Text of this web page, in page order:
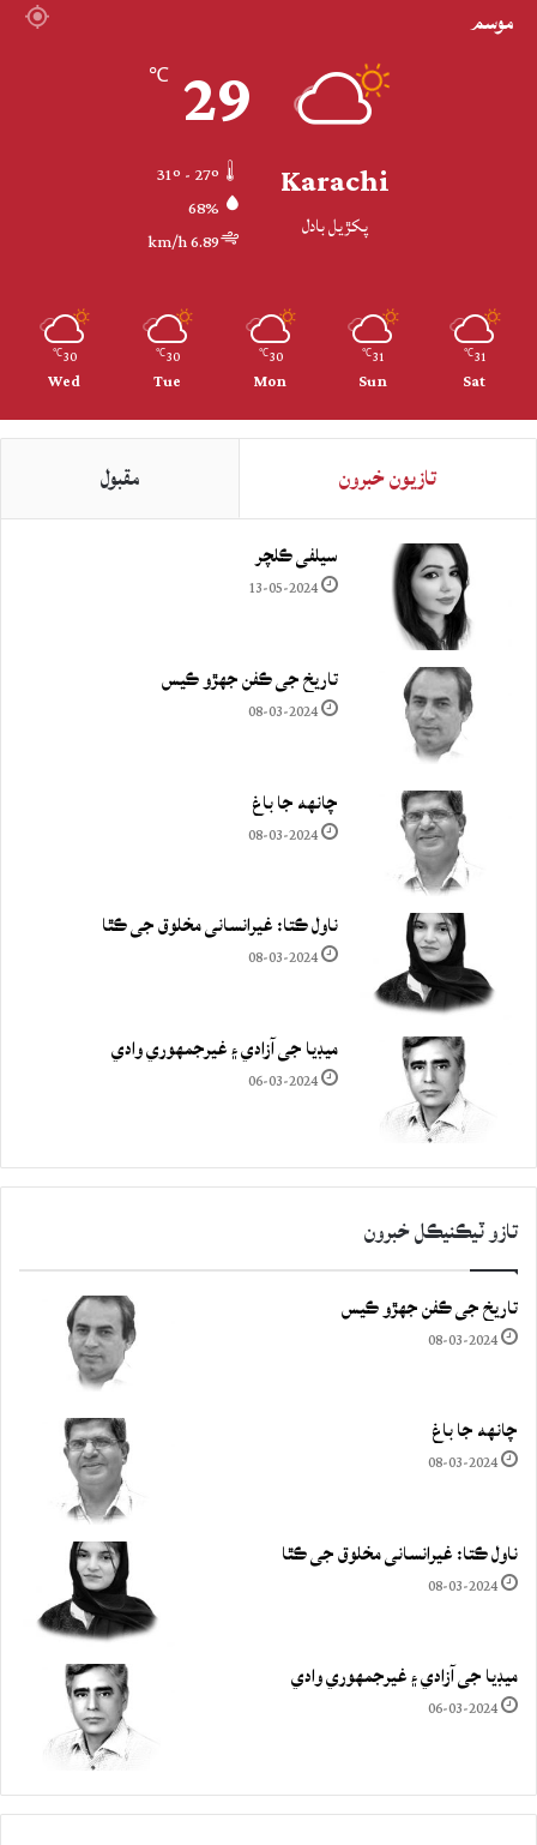
موسم
Karachi
پکڙيل بادل
29
℃
68%
6.89 km/h
31
℃
Sat
31
℃
Sun
30
℃
Mon
30
℃
Tue
30
℃
Wed
تازيون خبرون مقبول
سيلفي ڪلچر
13-05-2024
تاريخ جي ڪفن جھڙو ڪيس
08-03-2024
چانهه جا باغ
08-03-2024
ناول ڪتا: غيرانساني مخلوق جي ڪٿا
08-03-2024
ميڊيا جي آزادي ۽ غيرجمھوري وادي
06-03-2024
تازو ٽيڪنيڪل خبرون
تاريخ جي ڪفن جھڙو ڪيس
08-03-2024
چانهه جا باغ
08-03-2024
ناول ڪتا: غيرانساني مخلوق جي ڪٿا
08-03-2024
ميڊيا جي آزادي ۽ غيرجمھوري وادي
06-03-2024